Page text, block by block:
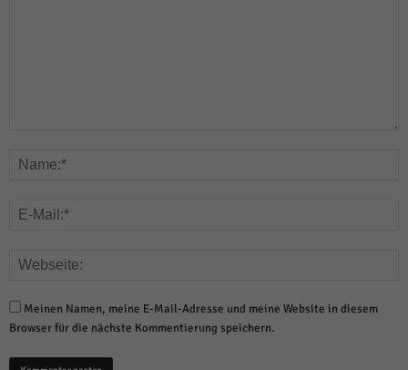
Meinen Namen, meine E-Mail-Adresse und meine Website in diesem
Browser für die nächste Kommentierung speichern.